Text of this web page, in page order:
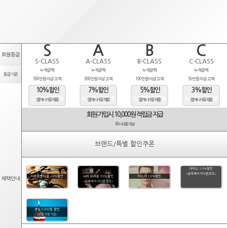
회원등급 S A B C
S-CLASS A-CLASS B-CLASS C-CLASS
등급기준
누적금액
500만원 이상 고객
누적금액
300만원 이상 고객
누적금액
100만원 이상 고객
누적금액
50만원 이상 고객
혜택안내
10%할인
(결제시 자동적용)
7%할인
(결제시 자동적용)
5%할인
(결제시 자동적용)
3%할인
(결제시 자동적용)
회원 가입시 10,000원 적립금 지급
(즉시사용가능)
브랜드/특별 할인쿠폰
타르트옵티컬 20%할인
수비 오리온 50%할인
(상세페이지다운로드)
마스카 10%할인
라피스 10%할인
(상세페이지다운로드)
생일 5000원 할인
(당일자동지급)